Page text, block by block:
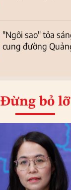
"Ngôi sao" tỏa
cung đường
Đừng bỏ lỡ